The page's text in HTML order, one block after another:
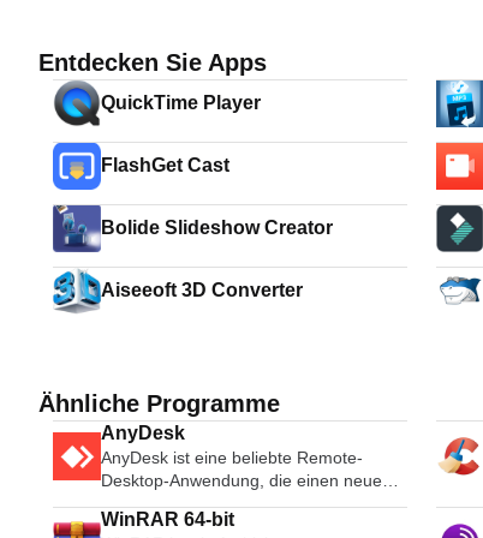
Entdecken Sie Apps
QuickTime Player
FlashGet Cast
Bolide Slideshow Creator
Aiseeoft 3D Converter
Ähnliche Programme
AnyDesk
AnyDesk ist eine beliebte Remote-
Desktop-Anwendung, die einen neuen
Videocodec verwendet, der speziell für
frisch aussehende grafische
WinRAR 64-bit